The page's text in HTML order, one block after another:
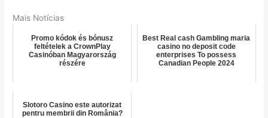
Mais Notícias
Promo kódok és bónusz
feltételek a CrownPlay
Casinóban Magyarország
részére
Best Real cash Gambling maria
casino no deposit code
enterprises To possess
Canadian People 2024
Slotoro Casino este autorizat
pentru membrii din România?